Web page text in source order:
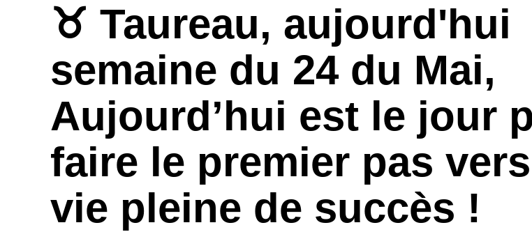
♉ Taureau, aujourd'hui
semaine du 24 du Mai,
Aujourd’hui est le jour
faire le premier pas
vie pleine de succès !